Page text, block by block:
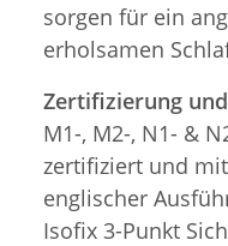
sorgen für ein
erholsamen
Zertifizierung
M1-, M2-, N1- &
zertifiziert und
englischer
Isofix 3-Punkt